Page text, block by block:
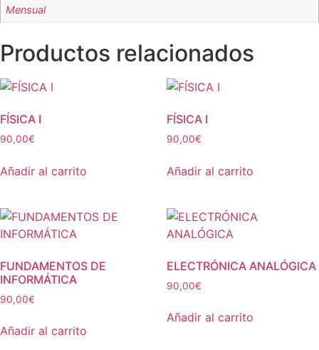
Mensual
Productos relacionados
FÍSICA I
90,00€
Añadir al carrito
FÍSICA I
90,00€
Añadir al carrito
FUNDAMENTOS DE
INFORMÁTICA
90,00€
Añadir al carrito
ELECTRÓNICA ANALÓGICA
90,00€
Añadir al carrito